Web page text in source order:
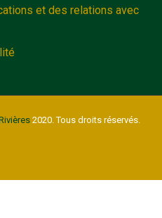
et des relations avec
2020. Tous droits réservés.